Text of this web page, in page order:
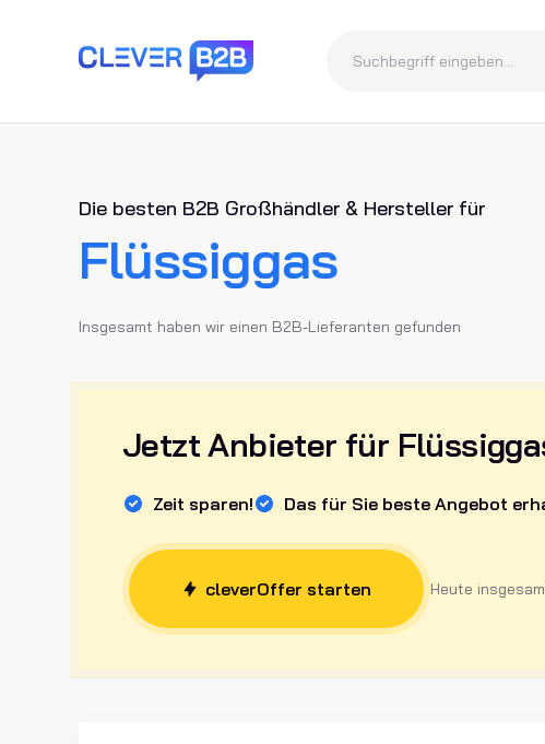
Die besten B2B Großhändler & Hersteller für
Flüssiggas
Insgesamt haben wir einen B2B-Lieferanten gefunden
Jetzt Anbieter für
Zeit sparen! Das für Sie beste Angebot
cleverOffer starten Heute